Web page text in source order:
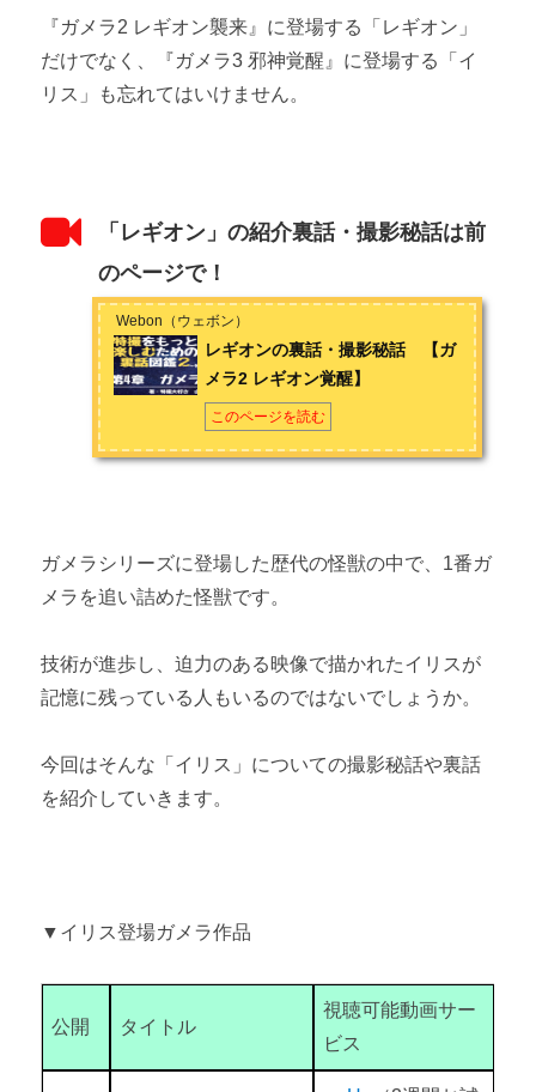
『ガメラ2 レギオン襲来』に登場する「レギオン」
だけでなく、『ガメラ3 邪神覚醒』に登場する「イ
リス」も忘れてはいけません。
「レギオン」の紹介裏話・撮影秘話は前
のページで！
Webon（ウェボン）
レギオンの裏話・撮影秘話 【ガ
メラ2 レギオン覚醒】
このページを読む
ガメラシリーズに登場した歴代の怪獣の中で、1番ガ
メラを追い詰めた怪獣です。
技術が進歩し、迫力のある映像で描かれたイリスが
記憶に残っている人もいるのではないでしょうか。
今回はそんな「イリス」についての撮影秘話や裏話
を紹介していきます。
▼イリス登場ガメラ作品
公開 タイトル
視聴可能動画サー
ビス